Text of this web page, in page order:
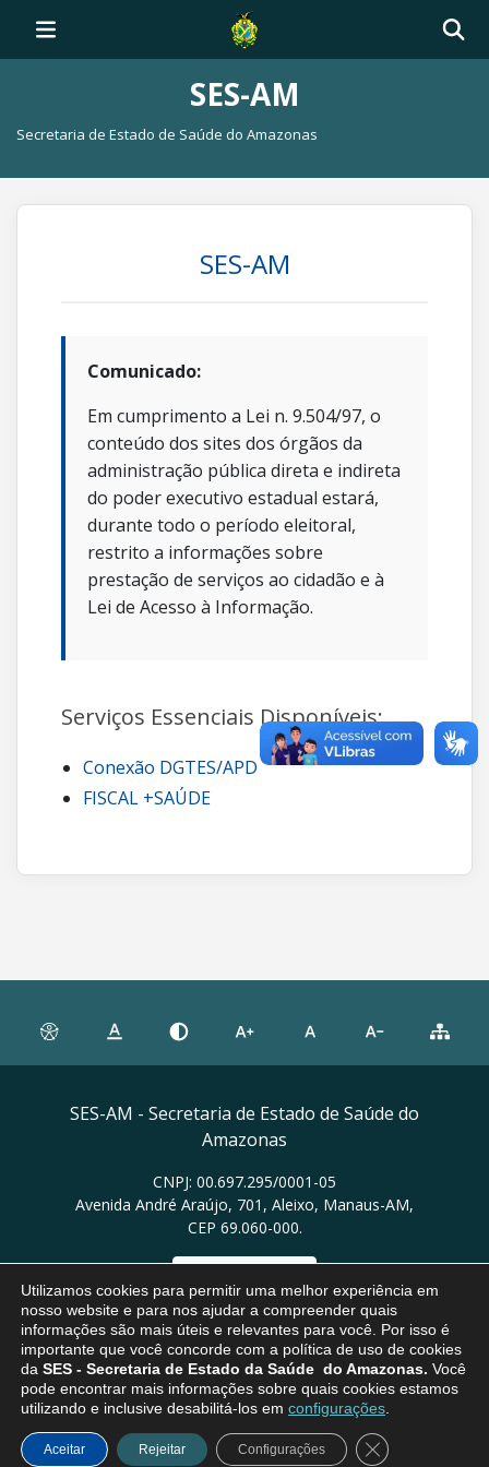
SES-AM
Secretaria de Estado de Saúde do Amazonas
SES-AM
Comunicado:
Em cumprimento a Lei n. 9.504/97, o
conteúdo dos sites dos órgãos da
administração pública direta e indireta
do poder executivo estadual estará,
durante todo o período eleitoral,
restrito a informações sobre
prestação de serviços ao cidadão e à
Lei de Acesso à Informação.
Serviços Essenciais Disponíveis:
Conexão DGTES/APD
FISCAL +SAÚDE
SES-AM - Secretaria de Estado de Saúde do
Amazonas
CNPJ: 00.697.295/0001-05
Avenida André Araújo, 701, Aleixo, Manaus-AM,
CEP 69.060-000.
Utilizamos cookies para permitir uma melhor experiência em
nosso website e para nos ajudar a compreender quais
informações são mais úteis e relevantes para você. Por isso é
importante que você concorde com a política de uso de cookies
da SES - Secretaria de Estado da Saúde do Amazonas. Você
pode encontrar mais informações sobre quais cookies estamos
utilizando e inclusive desabilitá-los em configurações
Aceitar Rejeitar Configurações Close GDPR